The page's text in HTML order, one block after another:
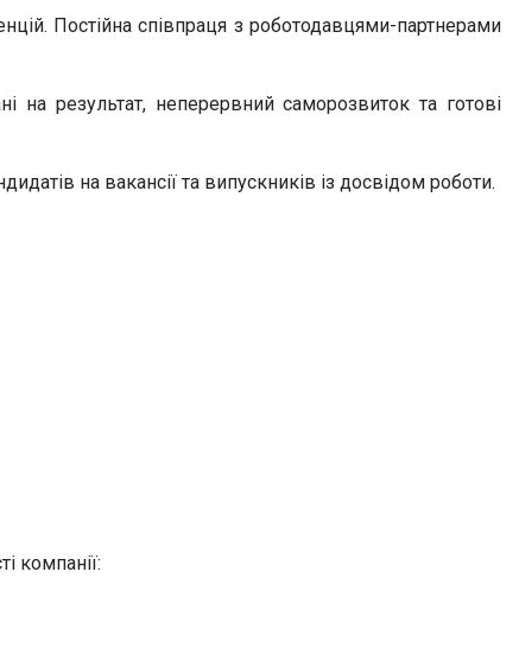
Постійна співпраця з роботодавцями-партнерами
результат, неперервний саморозвиток та готові
на вакансії та випускників із досвідом роботи.
компанії: